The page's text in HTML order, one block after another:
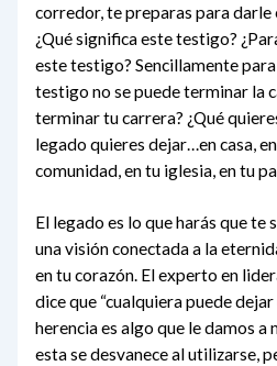
corredor, te preparas para
¿Qué significa este testigo?
este testigo? Sencillamente
testigo no se puede terminar la
terminar tu carrera? ¿Qué
legado quieres dejar…en casa,
comunidad, en tu iglesia, en tu
El legado es lo que harás que te
una visión conectada a la
en tu corazón. El experto en
dice que “cualquiera puede
herencia es algo que le damos a
esta se desvanece al utilizarse,